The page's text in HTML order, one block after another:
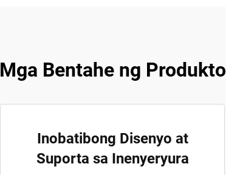
Mga Bentahe ng Produkto
Inobatibong Disenyo at
Suporta sa Inenyeryura